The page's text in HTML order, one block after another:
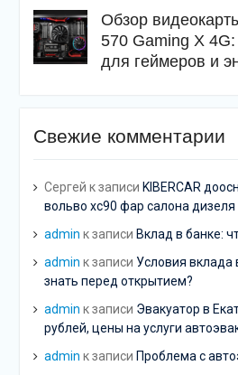
Обзор
570 Gaming X
для геймеров и
Свежие комментарии
Сергей к записи KIBERCAR
вольво хс90 фар салона дизеля
admin к записи Вклад в банке:
admin к записи Условия вклада
знать перед открытием?
admin к записи Эвакуатор в
рублей, цены на услуги
admin к записи Проблема с